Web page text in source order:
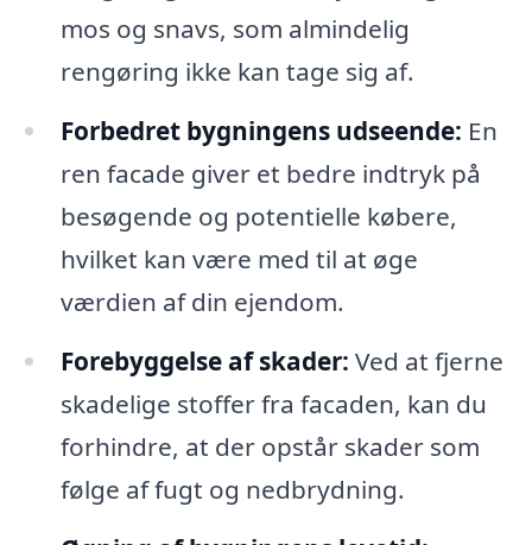
mos og snavs, som almindelig
rengøring ikke kan tage sig af.
Forbedret bygningens udseende: En
ren facade giver et bedre indtryk på
besøgende og potentielle købere,
hvilket kan være med til at øge
værdien af din ejendom.
Forebyggelse af skader: Ved at fjerne
skadelige stoffer fra facaden, kan du
forhindre, at der opstår skader som
følge af fugt og nedbrydning.